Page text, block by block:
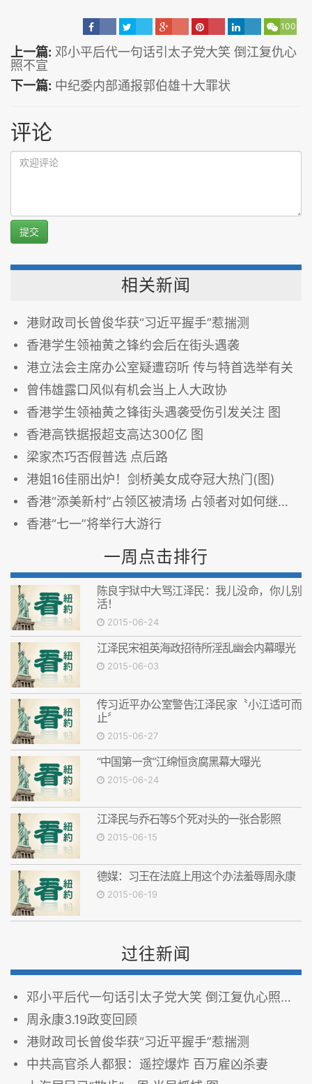
100
上一篇: 邓小平后代一句话引太子党大笑 倒江复仇心
照不宣
下一篇: 中纪委内部通报郭伯雄十大罪状
评论
提交
相关新闻
港财政司长曾俊华获“习近平握手”惹揣测
香港学生领袖黄之锋约会后在街头遇袭
港立法会主席办公室疑遭窃听 传与特首选举有关
曾伟雄露口风似有机会当上人大政协
香港学生领袖黄之锋街头遇袭受伤引发关注 图
香港高铁据报超支高达300亿 图
梁家杰巧否假普选 点后路
港姐16佳丽出炉！剑桥美女成夺冠大热门(图)
香港“添美新村”占领区被清场 占领者对如何继续意见各异
香港“七一”将举行大游行
一周点击排行
陈良宇狱中大骂江泽民：我儿没命，你儿别
活！
2015-06-24
江泽民宋祖英海政招待所淫乱幽会内幕曝光
2015-06-03
传习近平办公室警告江泽民家〝小江适可而
止〞
2015-06-27
“中国第一贪”江绵恒贪腐黑幕大曝光
2015-06-24
江泽民与乔石等5个死对头的一张合影照
2015-06-15
德媒：习王在法庭上用这个办法羞辱周永康
2015-06-19
过往新闻
邓小平后代一句话引太子党大笑 倒江复仇心照不宣
周永康3.19政变回顾
港财政司长曾俊华获“习近平握手”惹揣测
中共高官杀人都狠：遥控爆炸 百万雇凶杀妻